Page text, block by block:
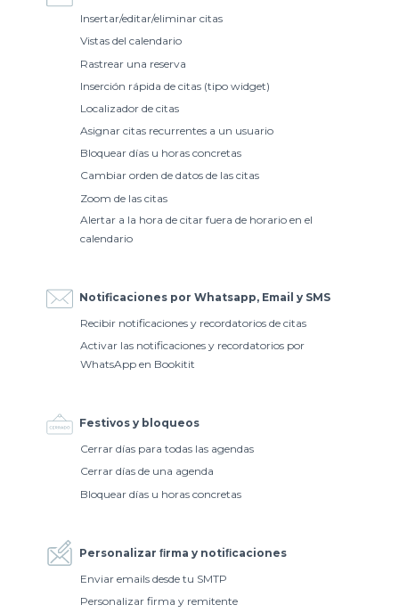
Insertar/editar/eliminar citas
Vistas del calendario
Rastrear una reserva
Inserción rápida de citas (tipo widget)
Localizador de citas
Asignar citas recurrentes a un usuario
Bloquear días u horas concretas
Cambiar orden de datos de las citas
Zoom de las citas
Alertar a la hora de citar fuera de horario en el
calendario
Notificaciones por Whatsapp, Email y SMS
Recibir notificaciones y recordatorios de citas
Activar las notificaciones y recordatorios por
WhatsApp en Bookitit
Festivos y bloqueos
Cerrar días para todas las agendas
Cerrar días de una agenda
Bloquear días u horas concretas
Personalizar ﬁrma y notiﬁcaciones
Enviar emails desde tu SMTP
Personalizar firma y remitente